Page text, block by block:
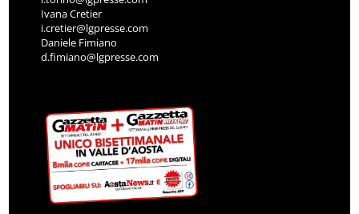
Ivana Cretier
i.cretier@lgpresse.com
Daniele Fimiano
d.fimiano@lgpresse.com